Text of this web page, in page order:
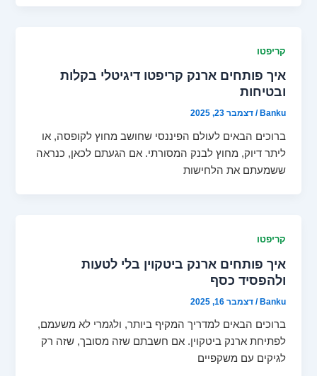
קריפטו
איך פותחים ארנק קריפטו דיגיטלי בקלות
ובטיחות
Banku
/דצמבר 23, 2025
ברוכים הבאים לעולם הפיננסי שחושב מחוץ לקופסה, או
ליתר דיוק, מחוץ לבנק המסורתי. אם הגעתם לכאן, כנראה
ששמעתם את הלחישות
קריפטו
איך פותחים ארנק ביטקוין בלי לטעות
ולהפסיד כסף
Banku
/דצמבר 16, 2025
ברוכים הבאים למדריך המקיף ביותר, ולגמרי לא משעמם,
לפתיחת ארנק ביטקוין. אם חשבתם שזה מסובך, שזה רק
לגיקים עם משקפיים